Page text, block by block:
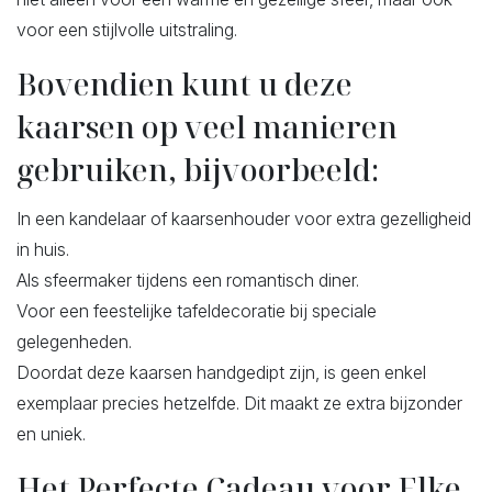
voor een stijlvolle uitstraling.
Bovendien kunt u deze
kaarsen op veel manieren
gebruiken, bijvoorbeeld:
In een kandelaar of kaarsenhouder voor extra gezelligheid
in huis.
Als sfeermaker tijdens een romantisch diner.
Voor een feestelijke tafeldecoratie bij speciale
gelegenheden.
Doordat deze kaarsen handgedipt zijn, is geen enkel
exemplaar precies hetzelfde. Dit maakt ze extra bijzonder
en uniek.